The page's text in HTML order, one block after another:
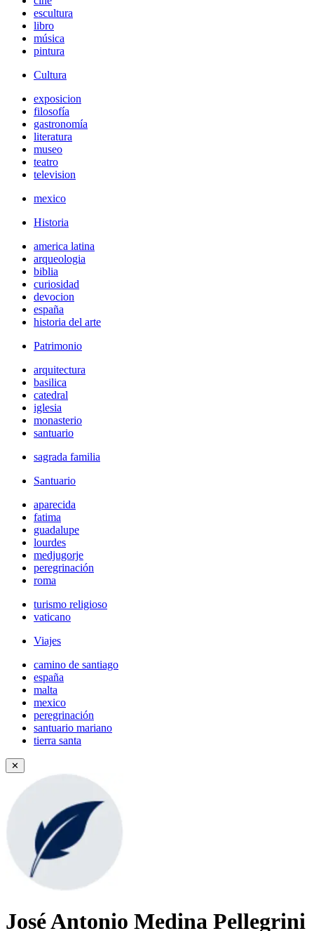
escultura
libro
música
pintura
Cultura
exposicion
filosofía
gastronomía
literatura
museo
teatro
television
mexico
Historia
america latina
arqueologia
biblia
curiosidad
devocion
españa
historia del arte
Patrimonio
arquitectura
basilica
catedral
iglesia
monasterio
santuario
sagrada familia
Santuario
aparecida
fatima
guadalupe
lourdes
medjugorje
peregrinación
roma
turismo religioso
vaticano
Viajes
camino de santiago
españa
malta
mexico
peregrinación
santuario mariano
tierra santa
✕
José Antonio Medina Pellegrini